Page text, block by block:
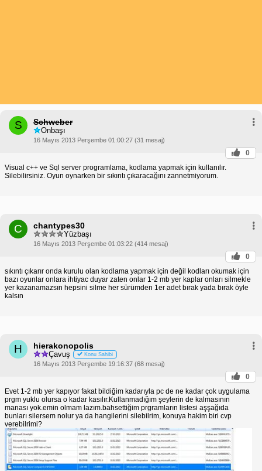
S Schweber
Onbaşı
16 Mayıs 2013 Perşembe 01:00:27 (31 mesaj)
0
Visual c++ ve Sql server programlama, kodlama yapmak için kullanılır.
Silebilirsiniz. Oyun oynarken bir sıkıntı çıkaracağını zannetmiyorum.
C chantypes30
Yüzbaşı
16 Mayıs 2013 Perşembe 01:03:22 (414 mesaj)
0
sıkıntı çıkarır onda kurulu olan kodlama yapmak için değil kodları okumak için
bazı oyunlar onlara ihtiyac duyar zaten onlar 1-2 mb yer kaplar onları silmekle
yer kazanamazsın hepsini silme her sürümden 1er adet bırak yada bırak öyle
kalsın
H hierakonopolis
Çavuş Konu Sahibi
16 Mayıs 2013 Perşembe 19:16:37 (68 mesaj)
0
Evet 1-2 mb yer kapıyor fakat bildiğim kadarıyla pc de ne kadar çok uygulama
prgm yuklu olursa o kadar kasılır.Kullanmadığım şeylerin de kalmasının
manası yok.emin olmam lazım.bahsettiğim prgramların listesi aşşağıda
bunları silersem nolur ya da hangilerini silebilrim, konuya hakim biri cvp
verebilrimi?